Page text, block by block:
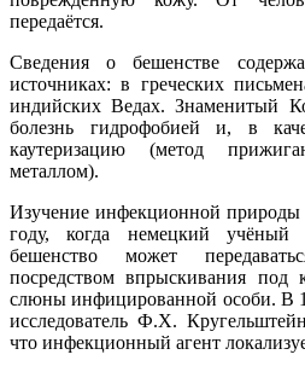
передаётся.
Сведения о бешенстве
источниках: в греческих
индийских Ведах. Знаменитый
болезнь гидрофобией и, в
каутеризацию (метод
металлом).
Изучение инфекционной природы
году, когда немецкий
бешенство может
посредством впрыскивания
слюны инфицированной особи. В
исследователь Ф.Х.
что инфекционный агент